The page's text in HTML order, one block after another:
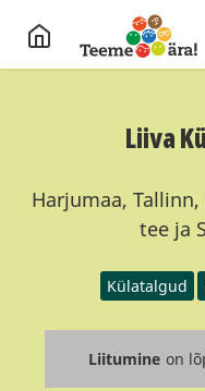
Liiva
Harjumaa,
tee ja
Külatalgud
Liitumine on